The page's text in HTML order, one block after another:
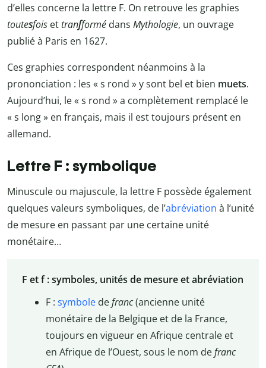
d’elles concerne la lettre F. On retrouve les graphies
toutesfois ettranſformé dans Mythologie, un ouvrage
publié à Paris en 1627.
Ces graphies correspondent néanmoins à la
prononciation : les « s rond » y sont bel et bien muets.
Aujourd’hui, le « s rond » a complètement remplacé le
« s long » en français, mais il est toujours présent en
allemand.
Lettre F : symbolique
Minuscule ou majuscule, la lettre F possède également
quelques valeurs symboliques, de l’abréviation à l’unité
de mesure en passant par une certaine unité
monétaire…
F et f : symboles, unités de mesure et abréviation
F : symboledefranc(ancienne unité
monétaire de la Belgique et de la France,
toujours en vigueur en Afrique centrale et
en Afrique de l’Ouest, sous le nom defranc